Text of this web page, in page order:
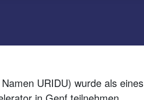
URIDU) wurde als eines